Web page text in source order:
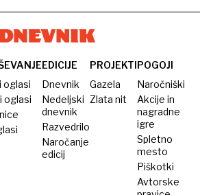
tech
160
techno:
in –
oglasi
oglasi
EDICIJE
Dnevnik
Nedeljski
dnevnik
Razvedrilo
Naročanje
edicij
PROJEKTI
Gazela
Zlata nit
POGOJI
Naročniški
Akcije in
nagradne
igre
Spletno
mesto
Piškotki
Avtorske